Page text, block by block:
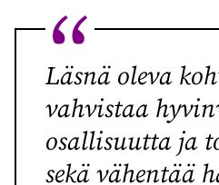
Läsnä oleva
vahvistaa
osallisuutta ja
sekä vähentää